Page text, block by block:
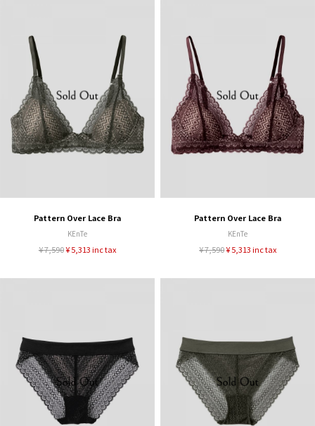
Pattern Over Lace Bra
KEnTe
¥ 7,590¥ 5,313 inc tax
Pattern Over Lace Bra
KEnTe
¥ 7,590¥ 5,313 inc tax